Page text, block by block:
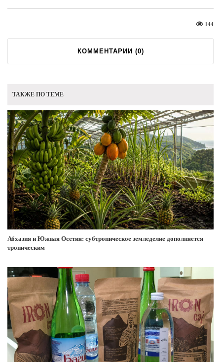
144
КОММЕНТАРИИ (0)
ТАКЖЕ ПО ТЕМЕ
Абхазия и Южная Осетия: субтропическое земледелие дополняется
тропическим